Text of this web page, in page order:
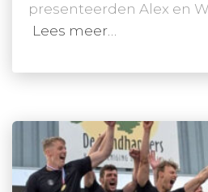
presenteerden Alex en
Lees meer…